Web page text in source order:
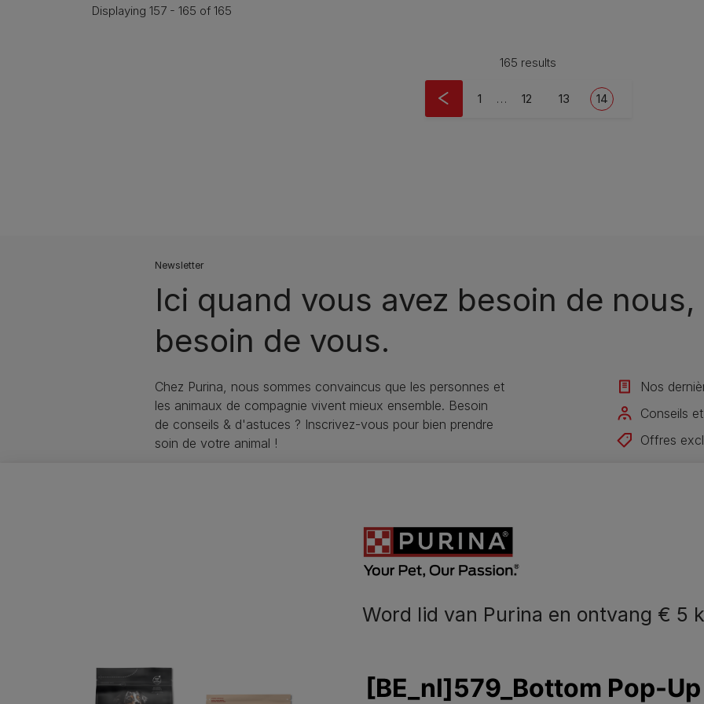
Displaying 157 - 165 of 165
165 results
First page
1 … Pagina
12 Pagina
13 Current page
14
Newsletter
Ici quand vous avez besoin de
besoin de vous.
Chez Purina, nous sommes convaincus que les personnes et
les animaux de compagnie vivent mieux ensemble. Besoin
de conseils & d'astuces ? Inscrivez-vous pour bien prendre
soin de votre animal !
Nos
Conseils
Offres
Word lid van Purina en ontvang € 5